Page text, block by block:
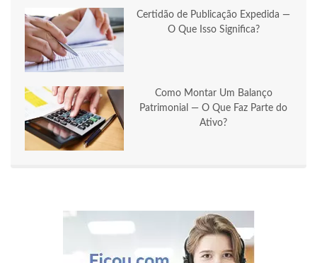
Certidão de Publicação Expedida —
O Que Isso Significa?
Como Montar Um Balanço
Patrimonial — O Que Faz Parte do
Ativo?